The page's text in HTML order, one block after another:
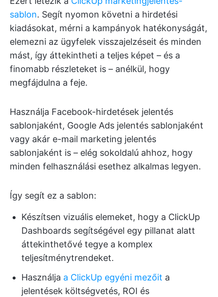
sablon. Segít nyomon követni a hirdetési
kiadásokat, mérni a kampányok hatékonyságát,
elemezni az ügyfelek visszajelzéseit és minden
mást, így áttekintheti a teljes képet – és a
finomabb részleteket is – anélkül, hogy
megfájdulna a feje.
Használja Facebook-hirdetések jelentés
sablonjaként, Google Ads jelentés sablonjaként
vagy akár e-mail marketing jelentés
sablonjaként is – elég sokoldalú ahhoz, hogy
minden felhasználási esethez alkalmas legyen.
Így segít ez a sablon:
Készítsen vizuális elemeket, hogy a ClickUp
Dashboards segítségével egy pillanat alatt
áttekinthetővé tegye a komplex
teljesítménytrendeket.
Használja a ClickUp egyéni mezőit a
jelentések költségvetés, ROI és